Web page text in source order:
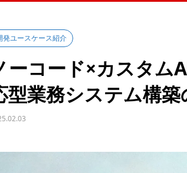
発ユースケース紹介
ーコード×カスタム
型業務システム構築